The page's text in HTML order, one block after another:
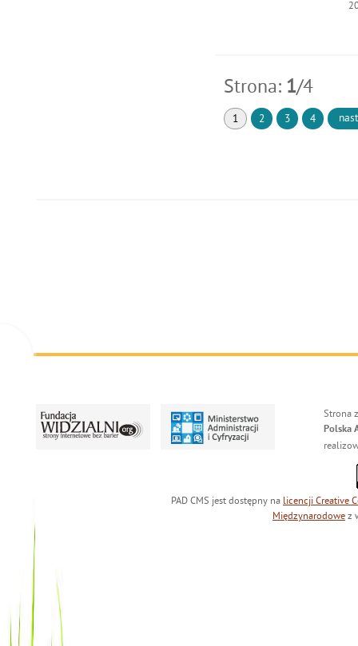
Strona: 1/4
1 2 3 4
Strona
Polska
PAD CMS jest dostępny na licencji Creative
Międzynarodowe z